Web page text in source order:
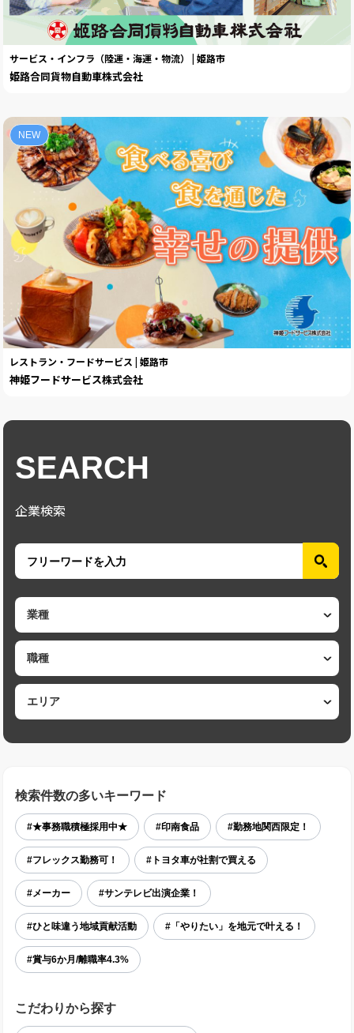
サービス・インフラ（陸運・海運・物流） | 姫路市
姫路合同貨物自動車株式会社
NEW
レストラン・フードサービス | 姫路市
神姫フードサービス株式会社
SEARCH
企業検索
検索件数の多いキーワード
#★事務職積極採用中★ #印南食品 #勤務地関西限定！
#フレックス勤務可！ #トヨタ車が社割で買える
#メーカー #サンテレビ出演企業！
#ひと味違う地域貢献活動 #「やりたい」を地元で叶える！
#賞与6か月/離職率4.3%
こだわりから探す